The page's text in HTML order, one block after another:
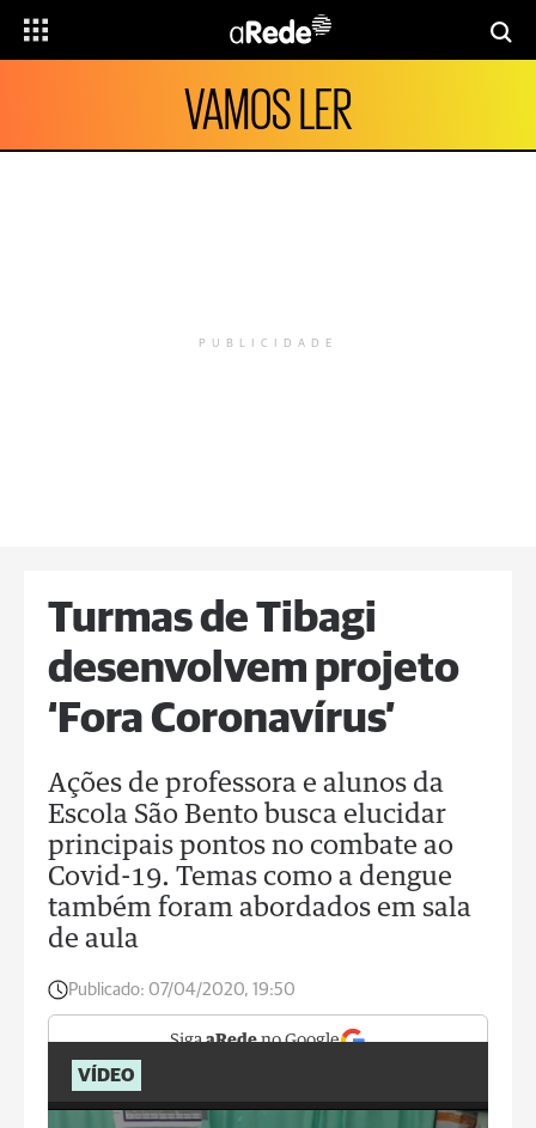
VAMOS LER
PUBLICIDADE
Turmas de Tibagi
desenvolvem projeto
‘Fora Coronavírus’
Ações de professora e alunos da
Escola São Bento busca elucidar
principais pontos no combate ao
Covid-19. Temas como a dengue
também foram abordados em sala
de aula
Publicado: 07/04/2020, 19:50
SigaaRedeno Google
VÍDEO